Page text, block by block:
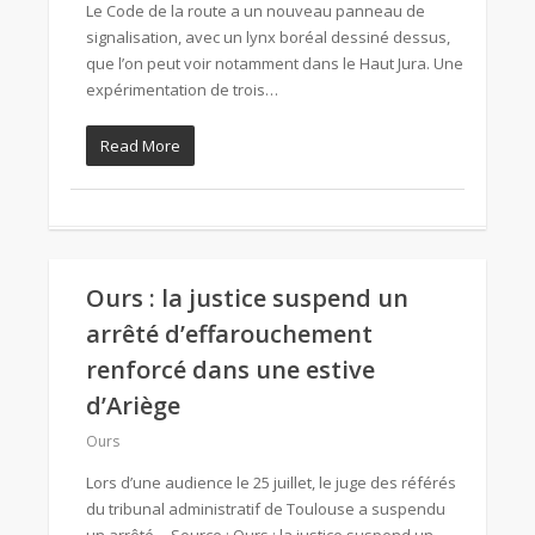
Le Code de la route a un nouveau panneau de
signalisation, avec un lynx boréal dessiné dessus,
que l’on peut voir notamment dans le Haut Jura. Une
expérimentation de trois…
Read More
Ours : la justice suspend un
arrêté d’effarouchement
renforcé dans une estive
d’Ariège
Ours
Lors d’une audience le 25 juillet, le juge des référés
du tribunal administratif de Toulouse a suspendu